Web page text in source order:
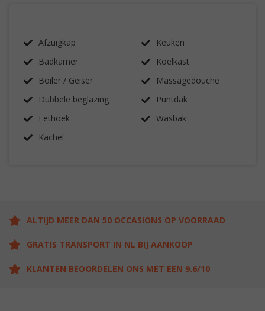
Afzuigkap
Badkamer
Boiler / Geiser
Dubbele beglazing
Eethoek
Kachel
Keuken
Koelkast
Massagedouche
Puntdak
Wasbak
ALTIJD MEER DAN 50 OCCASIONS OP VOORRAAD
GRATIS TRANSPORT IN NL BIJ AANKOOP
KLANTEN BEOORDELEN ONS MET EEN 9.6/10